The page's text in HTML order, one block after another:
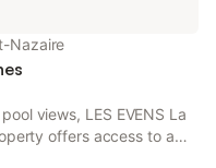
Nazaire
views, LES EVENS La
offers access to a
The property is non-